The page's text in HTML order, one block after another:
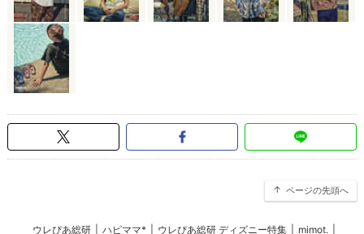
ページの先頭へ
ウレぴあ総研 ハピママ* ウレぴあ総研 ディズニー特集 mimot.